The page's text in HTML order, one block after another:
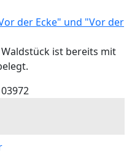
der Ecke" und "Vor der
Waldstück ist bereits mit